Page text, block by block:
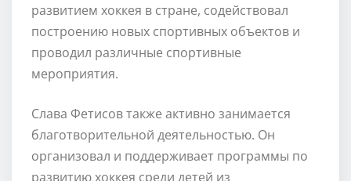
развитием хоккея в стране, содействовал
построению новых спортивных объектов и
проводил различные спортивные
мероприятия.
Слава Фетисов также активно занимается
благотворительной деятельностью. Он
организовал и поддерживает программы по
развитию хоккея среди детей из